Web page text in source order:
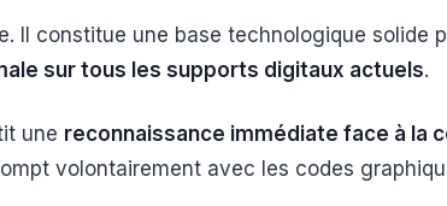
Il constitue une base technologique solide
sur tous les supports digitaux actuels.
une reconnaissance immédiate face à la
volontairement avec les codes